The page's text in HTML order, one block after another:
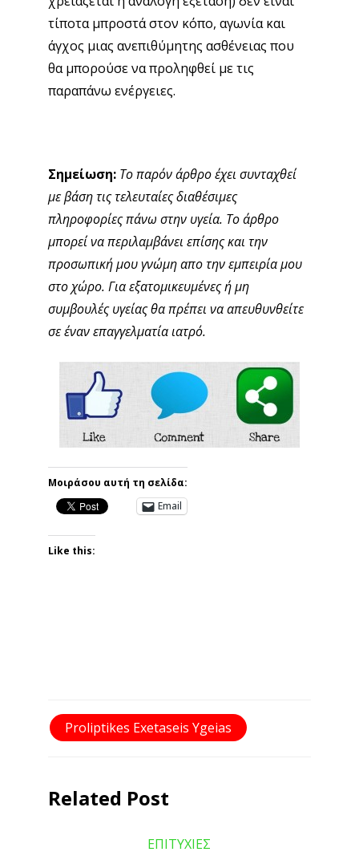
τίποτα μπροστά στον κόπο, αγωνία και
άγχος μιας ανεπιθύμητης ασθένειας που
θα μπορούσε να προληφθεί με τις
παραπάνω ενέργειες.
Σημείωση: Το παρόν άρθρο έχει συνταχθεί
με βάση τις τελευταίες διαθέσιμες
πληροφορίες πάνω στην υγεία. Το άρθρο
μπορεί να περιλαμβάνει επίσης και την
προσωπική μου γνώμη απο την εμπειρία μου
στο χώρο. Για εξατομικευμένες ή μη
συμβουλές υγείας θα πρέπει να απευθυνθείτε
σε έναν επαγγελματία ιατρό.
Μοιράσου αυτή τη σελίδα:
Email
Like this:
Proliptikes Exetaseis Ygeias
Related Post
ΕΠΙΤΥΧΙΕΣ